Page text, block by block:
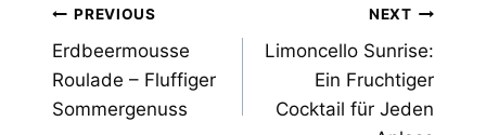
Post
navigation
PREVIOUS
Erdbeermousse
Roulade – Fluffiger
Sommergenuss
NEXT
Limoncello Sunrise:
Ein Fruchtiger
Cocktail für Jeden